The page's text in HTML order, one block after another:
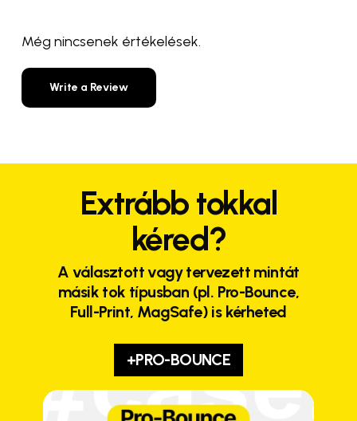
Még nincsenek értékelések.
Write a Review
Extrább tokkal
kéred?
A választott vagy tervezett mintát
másik tok típusban (pl. Pro-Bounce,
Full-Print, MagSafe) is kérheted
+PRO-BOUNCE